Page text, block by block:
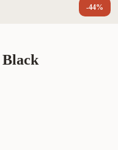
-44%
Black